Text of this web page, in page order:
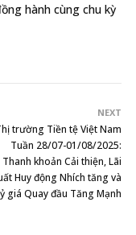
hành cùng chu kỳ
NEXT
trường Tiền tệ Việt Nam
Tuần 28/07-01/08/2025:
Thanh khoản Cải thiện, Lãi
Huy động Nhích tăng và
giá Quay đầu Tăng Mạnh